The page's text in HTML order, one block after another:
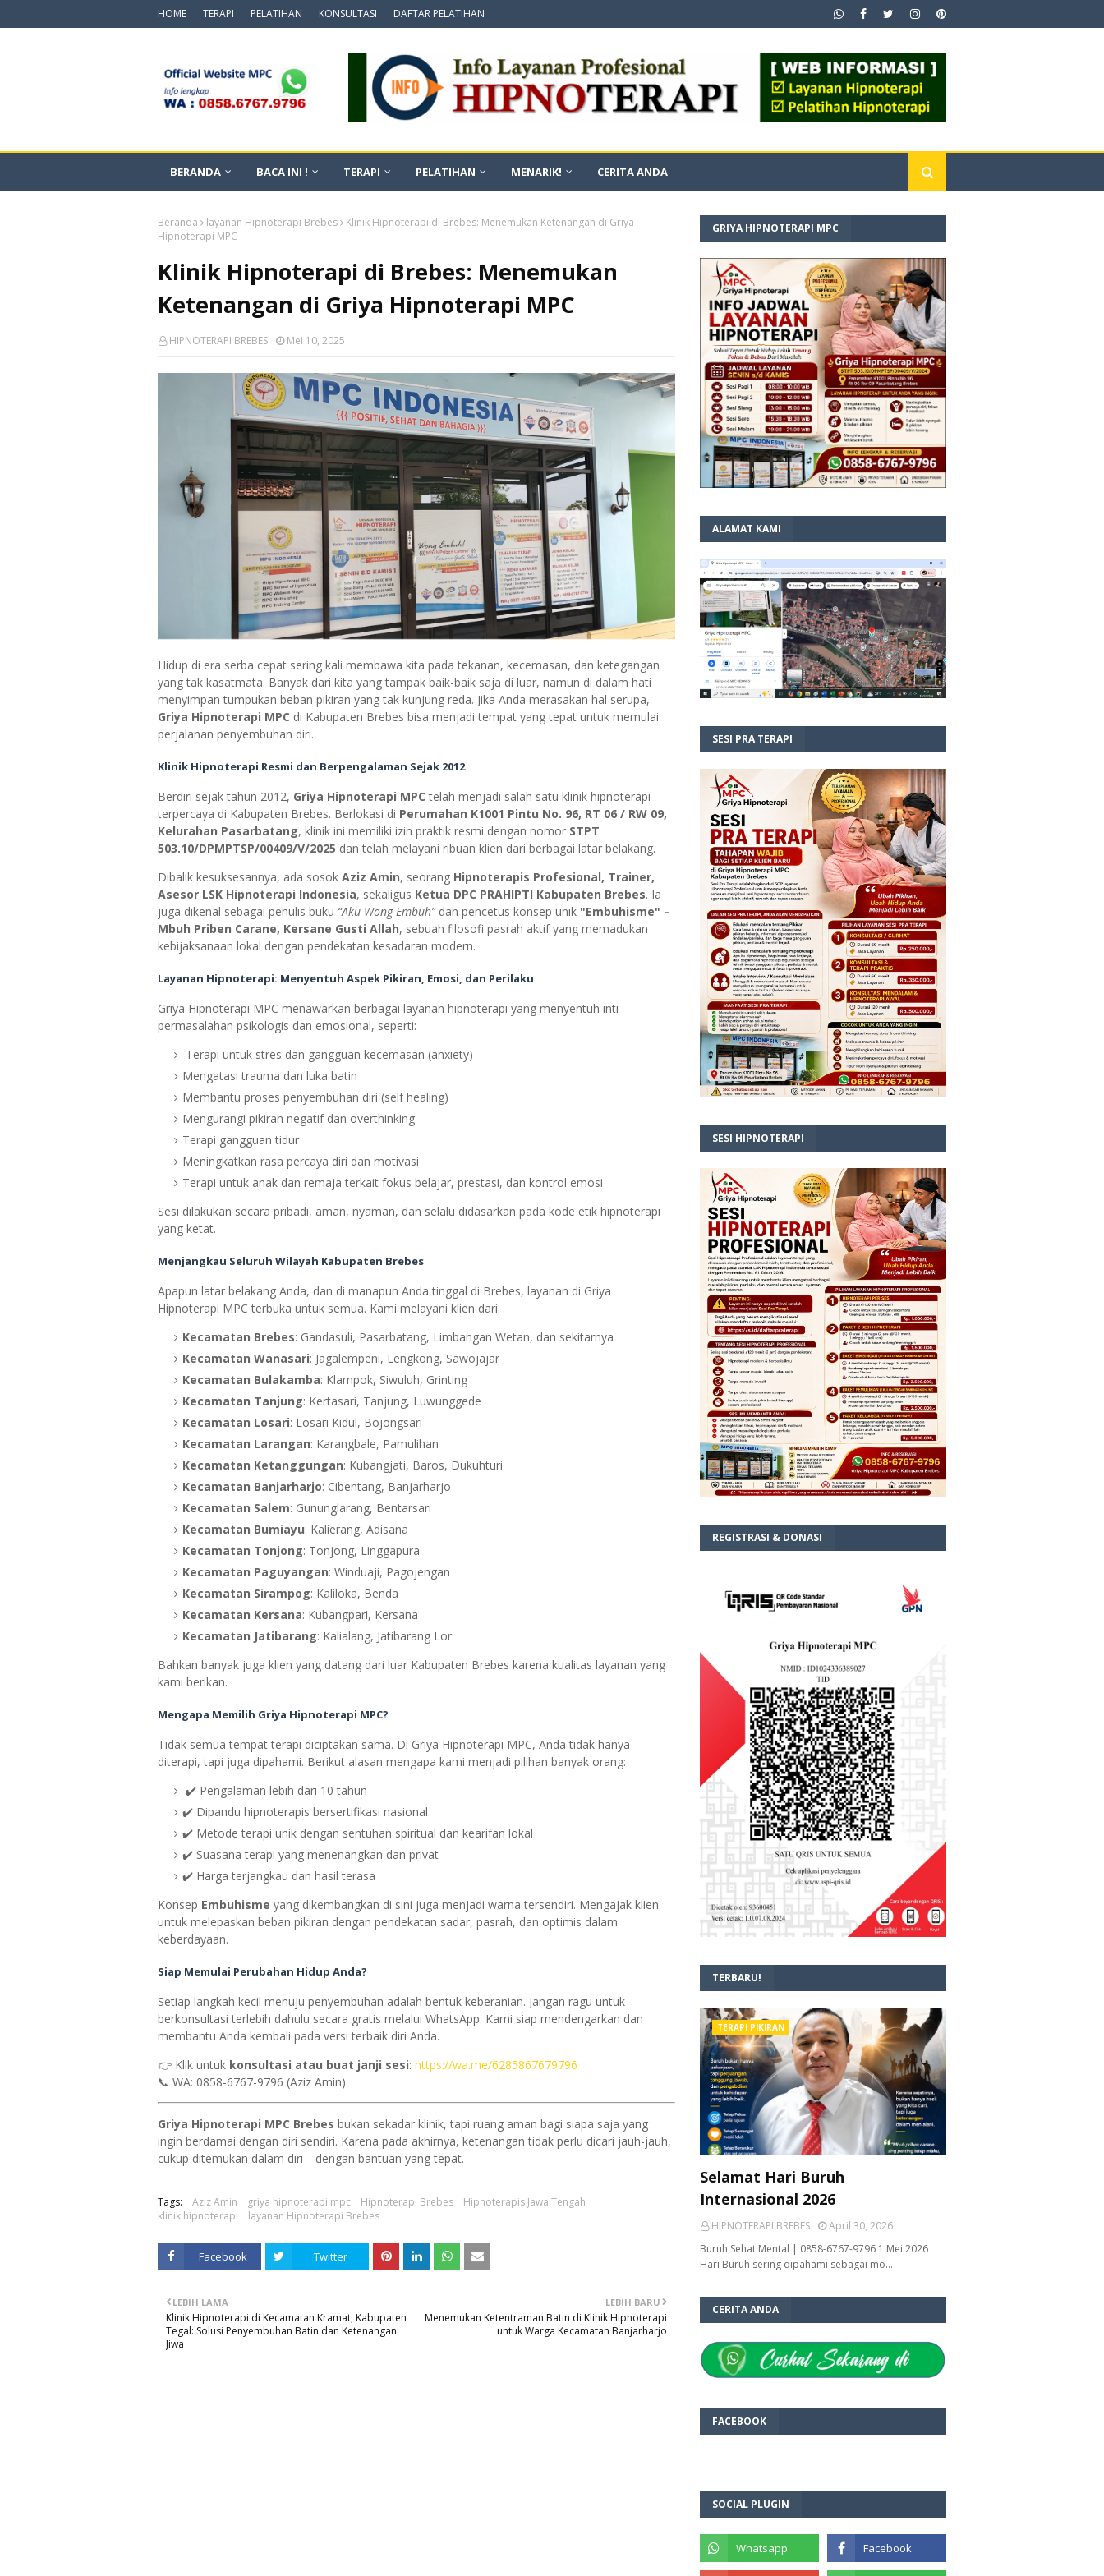
HOME TERAPI PELATIHAN KONSULTASI DAFTAR PELATIHAN
BERANDA BACA INI ! TERAPI PELATIHAN MENARIK! CERITA ANDA
Beranda layanan Hipnoterapi Brebes
Klinik Hipnoterapi di Brebes: Menemukan Ketenangan di Griya
Hipnoterapi MPC
Klinik Hipnoterapi di Brebes: Menemukan
Ketenangan di Griya Hipnoterapi MPC
HIPNOTERAPI BREBES Mei 10, 2025
Hidup di era serba cepat sering kali membawa kita pada tekanan, kecemasan, dan ketegangan
yang tak kasatmata. Banyak dari kita yang tampak baik-baik saja di luar, namun di dalam hati
menyimpan tumpukan beban pikiran yang tak kunjung reda. Jika Anda merasakan hal serupa,
Griya Hipnoterapi MPC di Kabupaten Brebes bisa menjadi tempat yang tepat untuk memulai
perjalanan penyembuhan diri.
Klinik Hipnoterapi Resmi dan Berpengalaman Sejak 2012
Berdiri sejak tahun 2012, Griya Hipnoterapi MPC telah menjadi salah satu klinik hipnoterapi
terpercaya di Kabupaten Brebes. Berlokasi di Perumahan K1001 Pintu No. 96, RT 06 / RW 09,
Kelurahan Pasarbatang, klinik ini memiliki izin praktik resmi dengan nomor STPT
503.10/DPMPTSP/00409/V/2025 dan telah melayani ribuan klien dari berbagai latar belakang.
Dibalik kesuksesannya, ada sosok Aziz Amin, seorang Hipnoterapis Profesional, Trainer,
Asesor LSK Hipnoterapi Indonesia, sekaligus Ketua DPC PRAHIPTI Kabupaten Brebes. Ia
juga dikenal sebagai penulis buku “Aku Wong Embuh”dan pencetus konsep unik "Embuhisme" –
Mbuh Priben Carane, Kersane Gusti Allah, sebuah filosofi pasrah aktif yang memadukan
kebijaksanaan lokal dengan pendekatan kesadaran modern.
Layanan Hipnoterapi: Menyentuh Aspek Pikiran, Emosi, dan Perilaku
Griya Hipnoterapi MPC menawarkan berbagai layanan hipnoterapi yang menyentuh inti
permasalahan psikologis dan emosional, seperti:
Terapi untuk stres dan gangguan kecemasan (anxiety)
Mengatasi trauma dan luka batin
Membantu proses penyembuhan diri (self healing)
Mengurangi pikiran negatif dan overthinking
Terapi gangguan tidur
Meningkatkan rasa percaya diri dan motivasi
Terapi untuk anak dan remaja terkait fokus belajar, prestasi, dan kontrol emosi
Sesi dilakukan secara pribadi, aman, nyaman, dan selalu didasarkan pada kode etik hipnoterapi
yang ketat.
Menjangkau Seluruh Wilayah Kabupaten Brebes
Apapun latar belakang Anda, dan di manapun Anda tinggal di Brebes, layanan di Griya
Hipnoterapi MPC terbuka untuk semua. Kami melayani klien dari:
Kecamatan Brebes: Gandasuli, Pasarbatang, Limbangan Wetan, dan sekitarnya
Kecamatan Wanasari: Jagalempeni, Lengkong, Sawojajar
Kecamatan Bulakamba: Klampok, Siwuluh, Grinting
Kecamatan Tanjung: Kertasari, Tanjung, Luwunggede
Kecamatan Losari: Losari Kidul, Bojongsari
Kecamatan Larangan: Karangbale, Pamulihan
Kecamatan Ketanggungan: Kubangjati, Baros, Dukuhturi
Kecamatan Banjarharjo: Cibentang, Banjarharjo
Kecamatan Salem: Gununglarang, Bentarsari
Kecamatan Bumiayu: Kalierang, Adisana
Kecamatan Tonjong: Tonjong, Linggapura
Kecamatan Paguyangan: Winduaji, Pagojengan
Kecamatan Sirampog: Kaliloka, Benda
Kecamatan Kersana: Kubangpari, Kersana
Kecamatan Jatibarang: Kalialang, Jatibarang Lor
Bahkan banyak juga klien yang datang dari luar Kabupaten Brebes karena kualitas layanan yang
kami berikan.
Mengapa Memilih Griya Hipnoterapi MPC?
Tidak semua tempat terapi diciptakan sama. Di Griya Hipnoterapi MPC, Anda tidak hanya
diterapi, tapi juga dipahami. Berikut alasan mengapa kami menjadi pilihan banyak orang:
✔️ Pengalaman lebih dari 10 tahun
✔️ Dipandu hipnoterapis bersertifikasi nasional
✔️ Metode terapi unik dengan sentuhan spiritual dan kearifan lokal
✔️ Suasana terapi yang menenangkan dan privat
✔️ Harga terjangkau dan hasil terasa
Konsep Embuhisme yang dikembangkan di sini juga menjadi warna tersendiri. Mengajak klien
untuk melepaskan beban pikiran dengan pendekatan sadar, pasrah, dan optimis dalam
keberdayaan.
Siap Memulai Perubahan Hidup Anda?
Setiap langkah kecil menuju penyembuhan adalah bentuk keberanian. Jangan ragu untuk
berkonsultasi terlebih dahulu secara gratis melalui WhatsApp. Kami siap mendengarkan dan
membantu Anda kembali pada versi terbaik diri Anda.
👉 Klik untuk konsultasi atau buat janji sesi: https://wa.me/6285867679796
📞 WA: 0858-6767-9796 (Aziz Amin)
Griya Hipnoterapi MPC Brebes bukan sekadar klinik, tapi ruang aman bagi siapa saja yang
ingin berdamai dengan diri sendiri. Karena pada akhirnya, ketenangan tidak perlu dicari jauh-jauh,
cukup ditemukan dalam diri—dengan bantuan yang tepat.
Tags: Aziz Amin griya hipnoterapi mpc Hipnoterapi Brebes
Hipnoterapis Jawa Tengah
klinik hipnoterapi
layanan Hipnoterapi Brebes
Facebook Twitter
LEBIH BARU
Menemukan Ketentraman Batin di Klinik Hipnoterapi
untuk Warga Kecamatan Banjarharjo
LEBIH LAMA
Klinik Hipnoterapi di Kecamatan Kramat, Kabupaten
Tegal: Solusi Penyembuhan Batin dan Ketenangan
Jiwa
GRIYA HIPNOTERAPI MPC
ALAMAT KAMI
SESI PRA TERAPI
SESI HIPNOTERAPI
REGISTRASI & DONASI
TERBARU!
TERAPI PIKIRAN
Selamat Hari Buruh
Internasional 2026
HIPNOTERAPI BREBES
April 30, 2026
Buruh Sehat Mental | 0858-6767-9796 1 Mei 2026
Hari Buruh sering dipahami sebagai mo…
CERITA ANDA
FACEBOOK
SOCIAL PLUGIN